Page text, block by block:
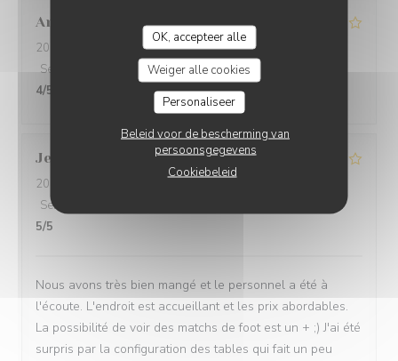
OK, accepteer alle
Weiger alle cookies
Personaliseer
Beleid voor de bescherming van
persoonsgegevens
Cookiebeleid
Anais
2026-05-06
- 12:45 - Gasten 5
Service
Atmosfeer: 3/5 Keuken: 3/5
4/5
Jeremy
2026-03-11
Service
:
5/5
Nous avons très bien mangé et le personnel a été à
l'écoute. L'endroit est accueillant et les prix abordables.
La possibilité de voir des matchs de foot est un + ;) J'ai été
surpris par la configuration des tables qui fait un peu